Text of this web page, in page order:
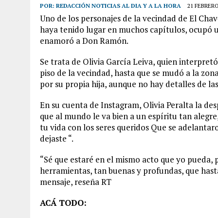
POR: REDACCIÓN NOTICIAS AL DIA Y A LA HORA 21
Uno de los personajes de la vecindad de El
haya tenido lugar en muchos capítulos, ocupó
enamoró a Don Ramón.
Se trata de Olivia García Leiva, quien
piso de la vecindad, hasta que se mudó a la
por su propia hija, aunque no hay detalles de
En su cuenta de Instagram, Olivia Peralta la
que al mundo le va bien a un espíritu tan
tu vida con los seres queridos Que se
dejaste “.
“Sé que estaré en el mismo acto que yo
herramientas, tan buenas y profundas, que
mensaje, reseña RT
ACÁ TODO: